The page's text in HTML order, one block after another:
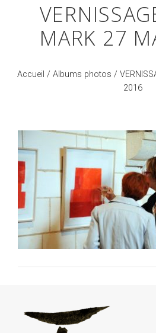
MARK 27
Accueil / Albums photos /
2016